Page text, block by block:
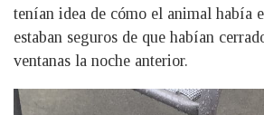
tenían idea de cómo el animal había
estaban seguros de que habían
ventanas la noche anterior.